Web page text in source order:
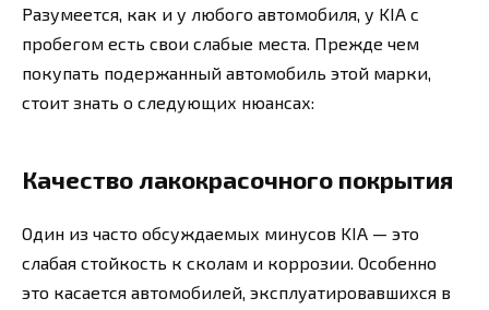
Разумеется, как и у любого автомобиля, у KIA с
пробегом есть свои слабые места. Прежде чем
покупать подержанный автомобиль этой марки,
стоит знать о следующих нюансах:
Качество лакокрасочного покрытия
Один из часто обсуждаемых минусов KIA — это
слабая стойкость к сколам и коррозии. Особенно
это касается автомобилей, эксплуатировавшихся в